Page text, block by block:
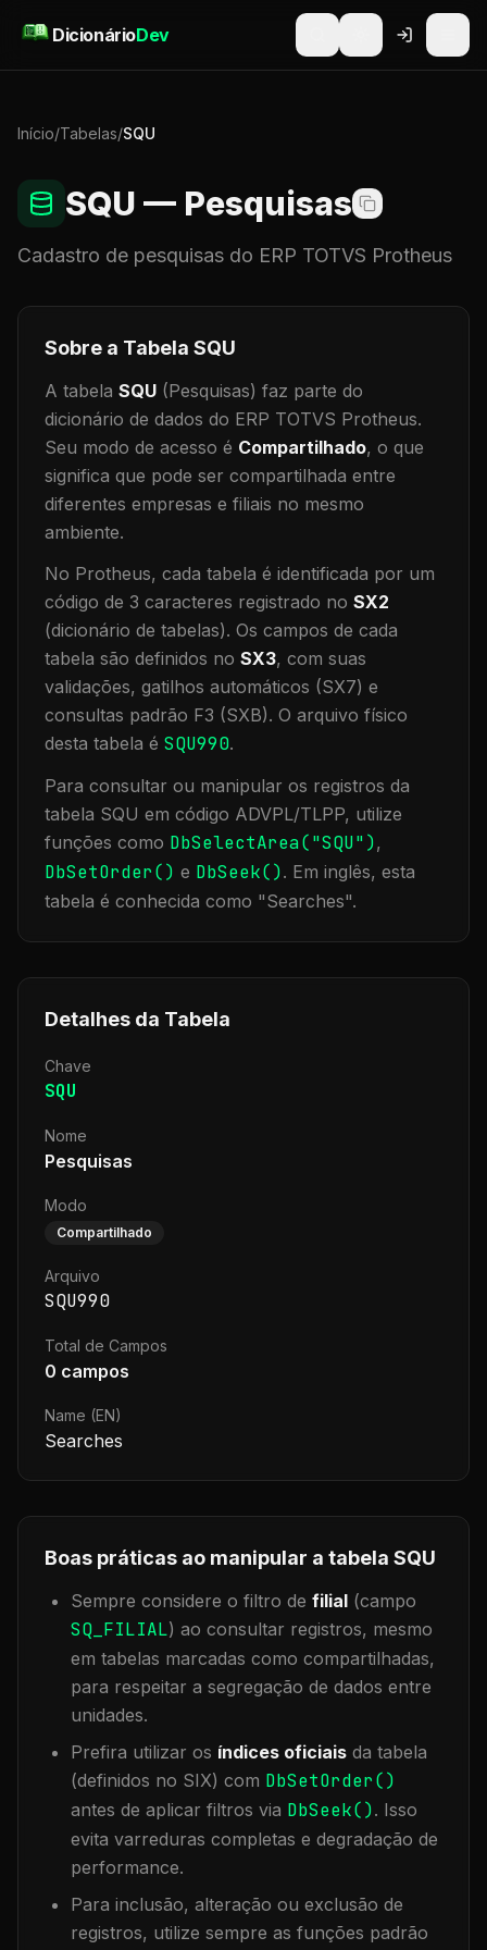
DicionárioDev
Início/Tabelas/SQU
SQU — Pesquisas
Cadastro de pesquisas do ERP TOTVS Protheus
Sobre a Tabela SQU
A tabela SQU (Pesquisas) faz parte do
dicionário de dados do ERP TOTVS Protheus.
Seu modo de acesso é Compartilhado, o que
significa que pode ser compartilhada entre
diferentes empresas e filiais no mesmo
ambiente.
No Protheus, cada tabela é identificada por um
código de 3 caracteres registrado no SX2
(dicionário de tabelas). Os campos de cada
tabela são definidos no SX3, com suas
validações, gatilhos automáticos (SX7) e
consultas padrão F3 (SXB). O arquivo físico
desta tabela é SQU990.
Para consultar ou manipular os registros da
tabela SQU em código ADVPL/TLPP, utilize
funções como DbSelectArea("SQU"),
DbSetOrder() e DbSeek(). Em inglês, esta
tabela é conhecida como "Searches".
Detalhes da Tabela
Chave
SQU
Nome
Pesquisas
Modo
Compartilhado
Arquivo
SQU990
Total de Campos
0 campos
Name (EN)
Searches
Boas práticas ao manipular a tabela SQU
Sempre considere o filtro de filial (campo
SQ_FILIAL) ao consultar registros, mesmo
em tabelas marcadas como compartilhadas,
para respeitar a segregação de dados entre
unidades.
Prefira utilizar os índices oficiais da tabela
(definidos no SIX) com DbSetOrder()
antes de aplicar filtros via DbSeek(). Isso
evita varreduras completas e degradação de
performance.
Para inclusão, alteração ou exclusão de
registros, utilize sempre as funções padrão